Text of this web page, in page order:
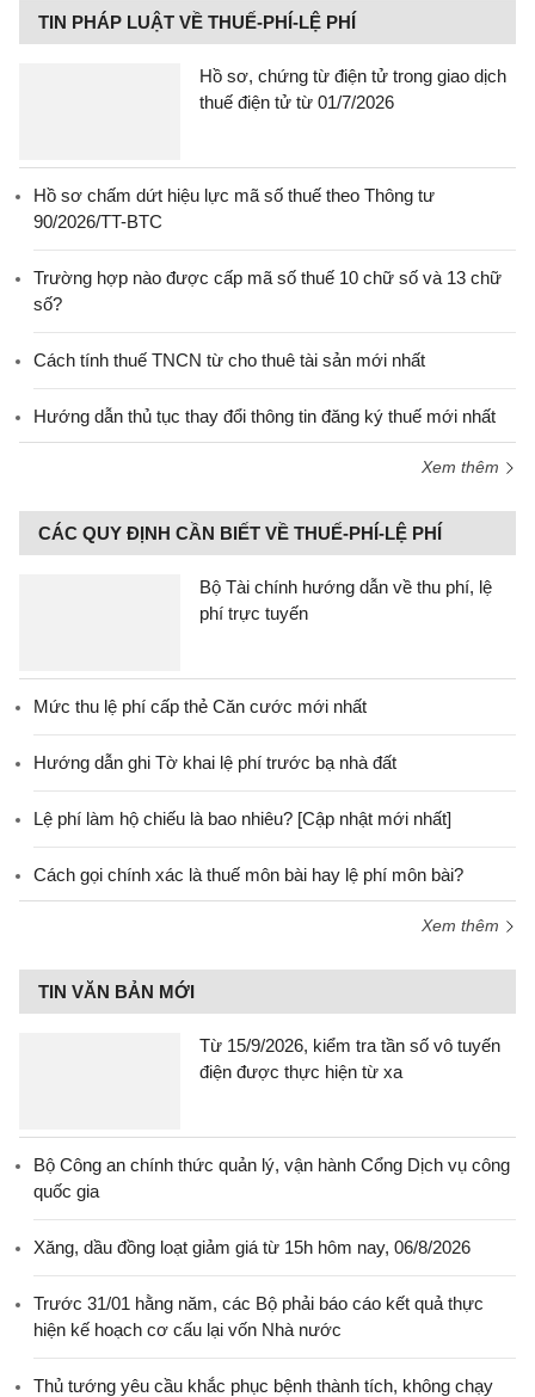
TIN PHÁP LUẬT VỀ THUẾ-PHÍ-LỆ PHÍ
Hồ sơ, chứng từ điện tử trong giao dịch
thuế điện tử từ 01/7/2026
Hồ sơ chấm dứt hiệu lực mã số thuế theo Thông tư
90/2026/TT-BTC
Trường hợp nào được cấp mã số thuế 10 chữ số và 13 chữ
số?
Cách tính thuế TNCN từ cho thuê tài sản mới nhất
Hướng dẫn thủ tục thay đổi thông tin đăng ký thuế mới nhất
Xem thêm
CÁC QUY ĐỊNH CẦN BIẾT VỀ THUẾ-PHÍ-LỆ PHÍ
Bộ Tài chính hướng dẫn về thu phí, lệ
phí trực tuyến
Mức thu lệ phí cấp thẻ Căn cước mới nhất
Hướng dẫn ghi Tờ khai lệ phí trước bạ nhà đất
Lệ phí làm hộ chiếu là bao nhiêu? [Cập nhật mới nhất]
Cách gọi chính xác là thuế môn bài hay lệ phí môn bài?
Xem thêm
TIN VĂN BẢN MỚI
Từ 15/9/2026, kiểm tra tần số vô tuyến
điện được thực hiện từ xa
Bộ Công an chính thức quản lý, vận hành Cổng Dịch vụ công
quốc gia
Xăng, dầu đồng loạt giảm giá từ 15h hôm nay, 06/8/2026
Trước 31/01 hằng năm, các Bộ phải báo cáo kết quả thực
hiện kế hoạch cơ cấu lại vốn Nhà nước
Thủ tướng yêu cầu khắc phục bệnh thành tích, không chạy